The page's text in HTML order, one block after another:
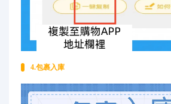
4.包裹入庫